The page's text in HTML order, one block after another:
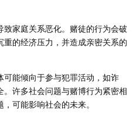
致家庭关系恶化。赌徒的行为会破
的经济压力，并造成亲密关系的
可能倾向于参与犯罪活动，如诈
许多社会问题与赌博行为紧密相
可能影响社会的未来。